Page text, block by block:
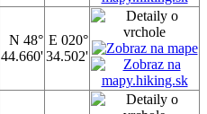
N 48°
44.660'
E 020°
34.502'